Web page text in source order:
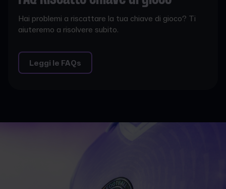
Hai problemi a riscattare la tua chiave di gioco? Ti
aiuteremo a risolvere subito.
Leggi le FAQs